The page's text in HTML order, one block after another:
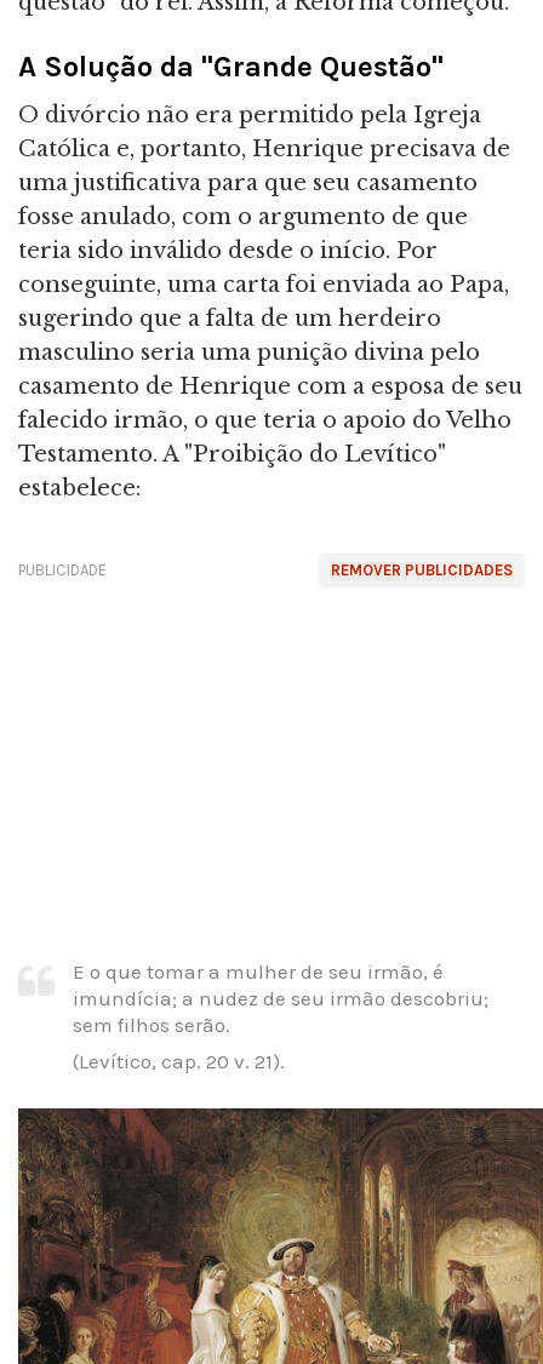
A Solução da "Grande Questão"
O divórcio não era permitido pela Igreja
Católica e, portanto, Henrique precisava de
uma justificativa para que seu casamento
fosse anulado, com o argumento de que
teria sido inválido desde o início. Por
conseguinte, uma carta foi enviada ao Papa,
sugerindo que a falta de um herdeiro
masculino seria uma punição divina pelo
casamento de Henrique com a esposa de seu
falecido irmão, o que teria o apoio do Velho
Testamento. A "Proibição do Levítico"
estabelece:
REMOVER PUBLICIDADES
PUBLICIDADE
E o que tomar a mulher de seu irmão, é
imundícia; a nudez de seu irmão descobriu;
sem filhos serão.
(Levítico, cap. 20 v. 21).